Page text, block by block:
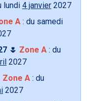
lundi 4 janvier 2027
A : du samedi
🌷 Zone A : du
2027
Zone A : du
2027